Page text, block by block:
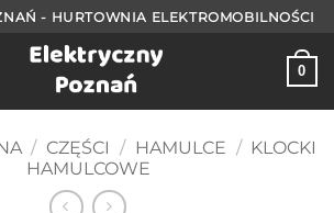
- HURTOWNIA ELEKTROMOBILNOŚCI
0
/ CZĘŚCI / HAMULCE / KLOCKI
HAMULCOWE